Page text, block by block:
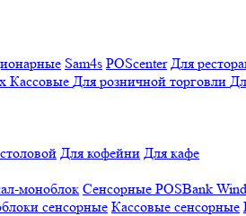
Sam4s POScenter Для
Кассовые Для розничной торговли
Для кофейни Для кафе
моноблок Сенсорные POSBank
сенсорные Кассовые сенсорные